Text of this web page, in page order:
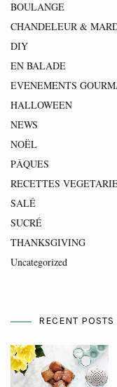
BOULANGE
CHANDELEUR &
DIY
EN BALADE
EVENEMENTS
HALLOWEEN
NEWS
NOËL
PÂQUES
RECETTES
SALÉ
SUCRÉ
THANKSGIVING
Uncategorized
RECENT POSTS